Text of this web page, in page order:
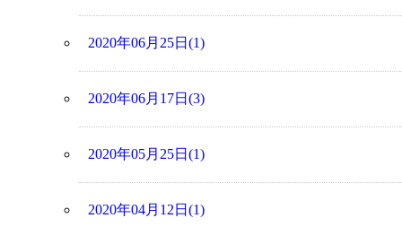
2020年06月25日(1)
2020年06月17日(3)
2020年05月25日(1)
2020年04月12日(1)